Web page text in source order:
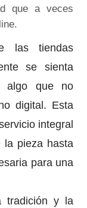
que a veces
las tiendas
se sienta
algo que no
digital. Esta
integral
la pieza hasta
para una
tradición y la